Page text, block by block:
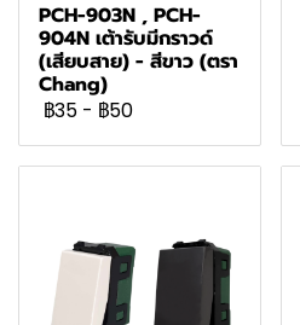
PCH-903N , PCH-
904N เต้ารับมีกราวด์
(เสียบสาย) - สีขาว (ตรา
Chang)
฿35 - ฿50